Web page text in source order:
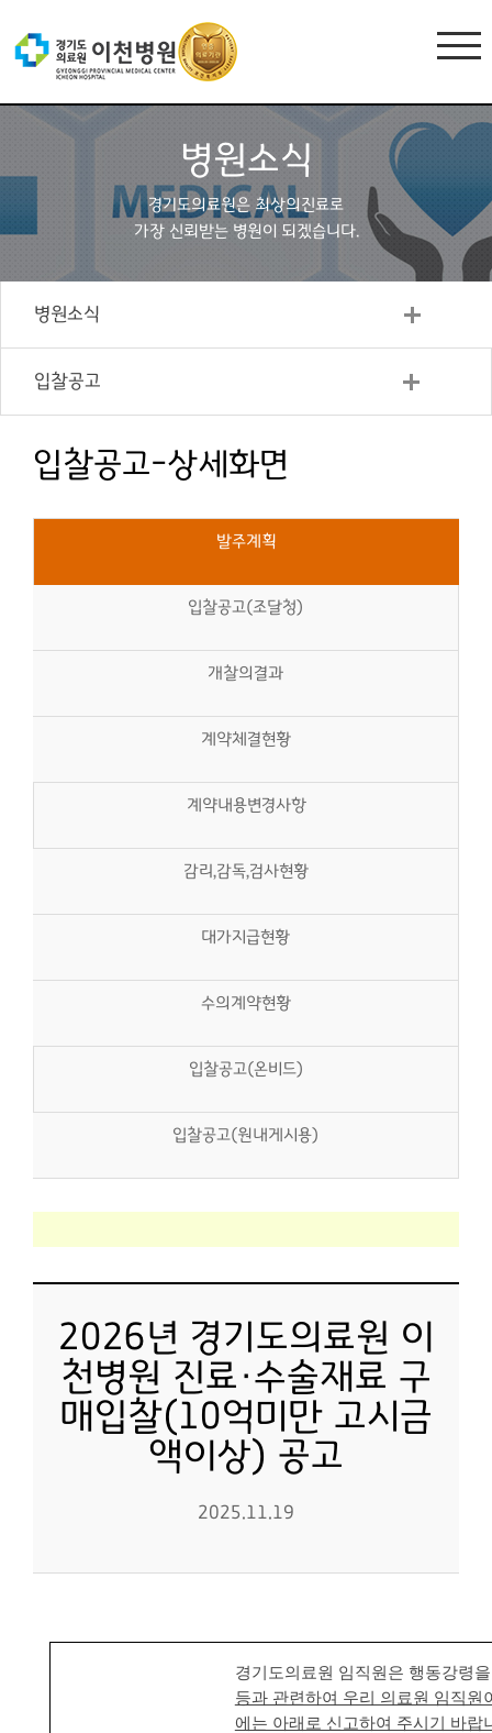
병원소식
경기도의료원은 최상의진료로
가장 신뢰받는 병원이 되겠습니다.
병원소식
입찰공고
입찰공고-상세화면
발주계획
입찰공고(조달청)
개찰의결과
계약체결현황
계약내용변경사항
감리,감독,검사현황
대가지급현황
수의계약현황
입찰공고(온비드)
입찰공고(원내게시용)
2026년 경기도의료원 이
천병원 진료·수술재료 구
매입찰(10억미만 고시금
액이상) 공고
2025.11.19
경기도의료원 임직원은 행동강령
등과 관련하여 우리 의료원 임직원
에는 아래로 신고하여 주시기 바랍